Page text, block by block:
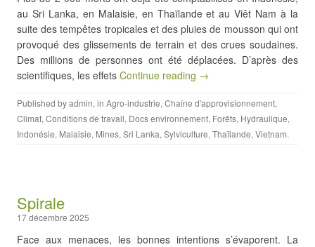
au Sri Lanka, en Malaisie, en Thaïlande et au Viêt Nam à la
suite des tempêtes tropicales et des pluies de mousson qui ont
provoqué des glissements de terrain et des crues soudaines.
Des millions de personnes ont été déplacées. D’après des
scientifiques, les effets Continue reading →
Published byadmin, in Agro-industrie, Chaîne d'approvisionnement,
Climat, Conditions de travail, Docs environnement, Forêts, Hydraulique,
Indonésie, Malaisie, Mines, Sri Lanka, Sylviculture, Thaïlande, Vietnam.
Spirale
17 décembre 2025
Face aux menaces, les bonnes intentions s’évaporent. La